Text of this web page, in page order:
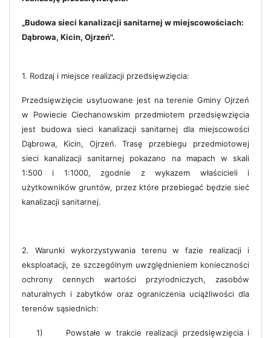
„Budowa sieci kanalizacji sanitarnej w miejscowościach:
Dąbrowa, Kicin, Ojrzeń".
1. Rodzaj i miejsce realizacji przedsięwzięcia:
Przedsięwzięcie usytuowane jest na terenie Gminy Ojrzeń
w Powiecie Ciechanowskim przedmiotem przedsięwzięcia
jest budowa sieci kanalizacji sanitarnej dla miejscowości
Dąbrowa, Kicin, Ojrzeń. Trasę przebiegu przedmiotowej
sieci kanalizacji sanitarnej pokazano na mapach w skali
1:500 i 1:1000, zgodnie z wykazem właścicieli i
użytkowników gruntów, przez które przebiegać będzie sieć
kanalizacji sanitarnej.
2. Warunki wykorzystywania terenu w fazie realizacji i
eksploatacji, ze szczególnym uwzględnieniem konieczności
ochrony cennych wartości przyrodniczych, zasobów
naturalnych i zabytków oraz ograniczenia uciążliwości dla
terenów sąsiednich:
1)
Powstałe w trakcie realizacji przedsięwzięcia i